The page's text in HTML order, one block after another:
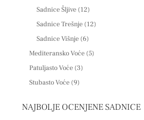
Sadnice Šljive (12)
Sadnice Trešnje (12)
Sadnice Višnje (6)
Mediteransko Voće (5)
Patuljasto Voće (3)
Stubasto Voće (9)
NAJBOLJE OCENJENE SADNICE